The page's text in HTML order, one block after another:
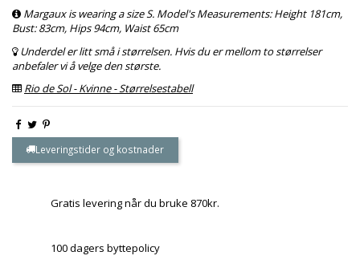
Margaux is wearing a size S. Model's Measurements: Height 181cm,
Bust: 83cm, Hips 94cm, Waist 65cm
Underdel er litt små i størrelsen. Hvis du er mellom to størrelser
anbefaler vi å velge den største.
Rio de Sol - Kvinne - Størrelsestabell
Leveringstider og kostnader
Gratis levering når du bruke 870kr.
100 dagers byttepolicy